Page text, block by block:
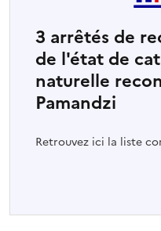
3 arrêtés de
de l'état de
naturelle
Pamandzi
Retrouvez ici la liste